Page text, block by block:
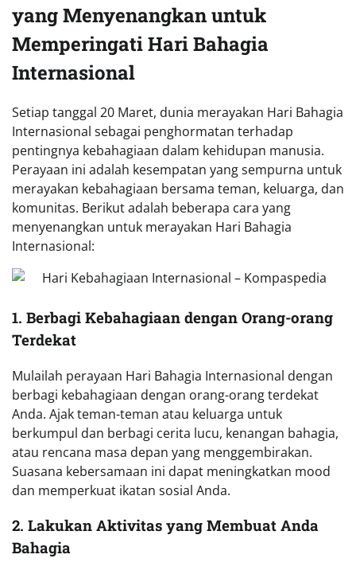
yang Menyenangkan untuk
Memperingati Hari Bahagia
Internasional
Setiap tanggal 20 Maret, dunia merayakan Hari Bahagia
Internasional sebagai penghormatan terhadap
pentingnya kebahagiaan dalam kehidupan manusia.
Perayaan ini adalah kesempatan yang sempurna untuk
merayakan kebahagiaan bersama teman, keluarga, dan
komunitas. Berikut adalah beberapa cara yang
menyenangkan untuk merayakan Hari Bahagia
Internasional:
1. Berbagi Kebahagiaan dengan Orang-orang
Terdekat
Mulailah perayaan Hari Bahagia Internasional dengan
berbagi kebahagiaan dengan orang-orang terdekat
Anda. Ajak teman-teman atau keluarga untuk
berkumpul dan berbagi cerita lucu, kenangan bahagia,
atau rencana masa depan yang menggembirakan.
Suasana kebersamaan ini dapat meningkatkan mood
dan memperkuat ikatan sosial Anda.
2. Lakukan Aktivitas yang Membuat Anda
Bahagia